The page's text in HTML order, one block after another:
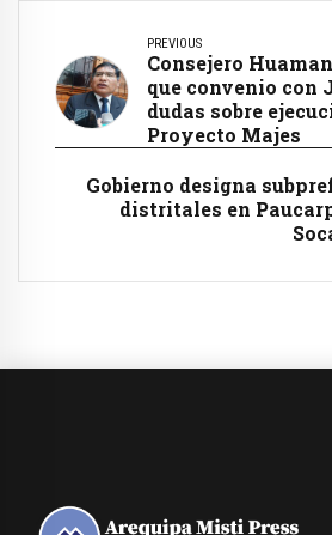
PREVIOUS
Consejero
que convenio con
dudas sobre
Proyecto Majes
Gobierno designa
distritales en